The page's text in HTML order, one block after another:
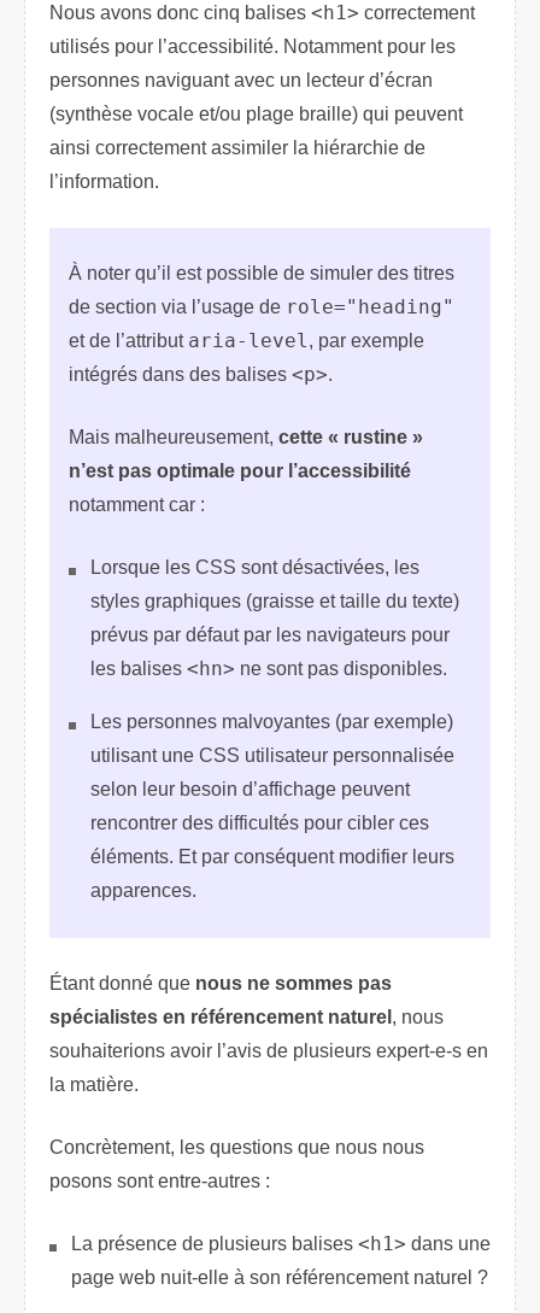
Nous avons donc cinq balises <h1> correctement
utilisés pour l’accessibilité. Notamment pour les
personnes naviguant avec un lecteur d’écran
(synthèse vocale et/ou plage braille) qui peuvent
ainsi correctement assimiler la hiérarchie de
l’information.
À noter qu’il est possible de simuler des titres
de section via l’usage de role="heading"
et de l’attribut aria-level, par exemple
intégrés dans des balises <p>.
Mais malheureusement, cette « rustine »
n’est pas optimale pour l’accessibilité
notamment car :
Lorsque les CSS sont désactivées, les
styles graphiques (graisse et taille du texte)
prévus par défaut par les navigateurs pour
les balises <hn> ne sont pas disponibles.
Les personnes malvoyantes (par exemple)
utilisant une CSS utilisateur personnalisée
selon leur besoin d’affichage peuvent
rencontrer des difficultés pour cibler ces
éléments. Et par conséquent modifier leurs
apparences.
Étant donné que nous ne sommes pas
spécialistes en référencement naturel , nous
souhaiterions avoir l’avis de plusieurs expert-e-s en
la matière.
Concrètement, les questions que nous nous
posons sont entre-autres :
La présence de plusieurs balises <h1> dans une
page web nuit-elle à son référencement naturel ?